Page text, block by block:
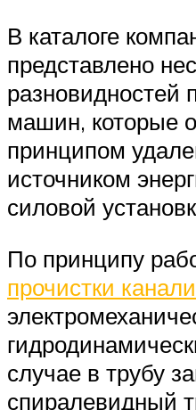
В каталоге
представлено
разновидностей
машин, которые
принципом
источником
силовой
По принципу
прочистки
случае в трубу
спиралевидный